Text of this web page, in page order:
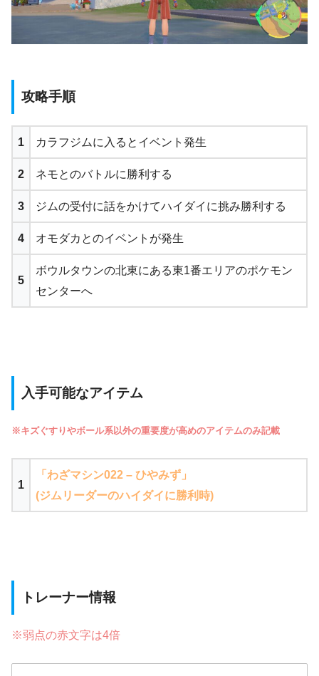
攻略手順
1 カラフジムに入るとイベント発生
2 ネモとのバトルに勝利する
3 ジムの受付に話をかけてハイダイに挑み勝利する
4 オモダカとのイベントが発生
5
ボウルタウンの北東にある東1番エリアのポケモン
センターへ
入手可能なアイテム
※キズぐすりやボール系以外の重要度が高めのアイテムのみ記載
1
「わざマシン022 – ひやみず」
(ジムリーダーのハイダイに勝利時)
トレーナー情報
※弱点の赤文字は4倍